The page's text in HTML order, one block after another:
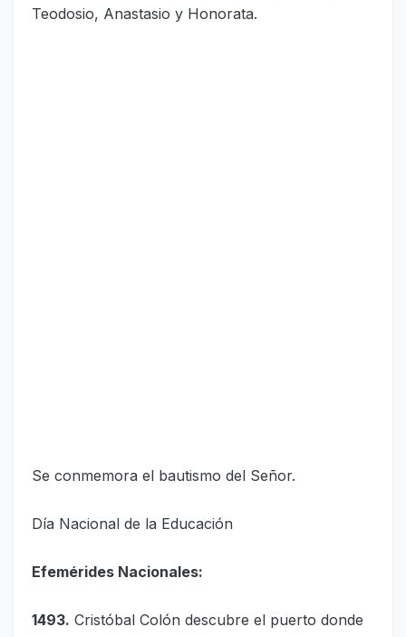
Teodosio, Anastasio y Honorata.
Se conmemora el bautismo del Señor.
Día Nacional de la Educación
Efemérides Nacionales:
1493. Cristóbal Colón descubre el puerto donde